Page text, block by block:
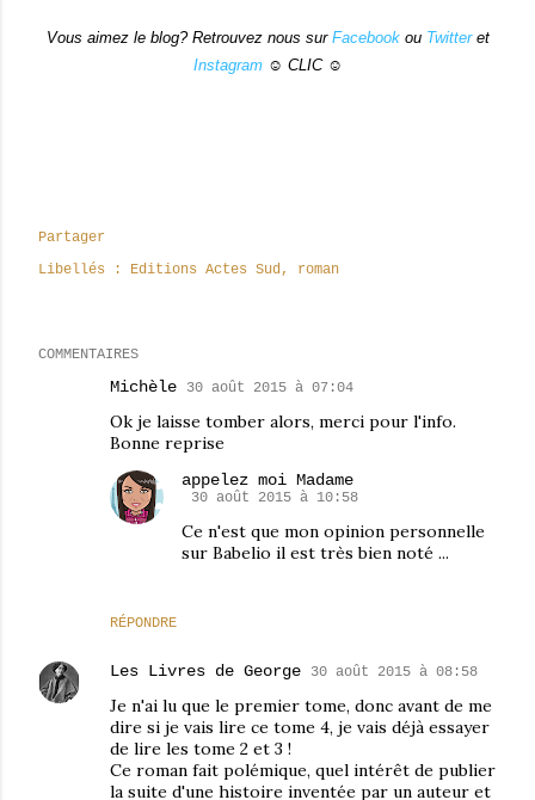
Vous aimez le blog? Retrouvez nous sur Facebookou Twitteret
Instagram☺ CLIC ☺
Partager
Libellés :
Editions Actes Sud roman
COMMENTAIRES
Michèle 30 août 2015 à 07:04
Ok je laisse tomber alors, merci pour l'info.
Bonne reprise
RÉPONDRE
appelez moi Madame
30 août 2015 à 10:58
Ce n'est que mon opinion personnelle
sur Babelio il est très bien noté ...
Les Livres de George 30 août 2015 à 08:58
Je n'ai lu que le premier tome, donc avant de me
dire si je vais lire ce tome 4, je vais déjà essayer
de lire les tome 2 et 3 !
Ce roman fait polémique, quel intérêt de publier
la suite d'une histoire inventée par un auteur et